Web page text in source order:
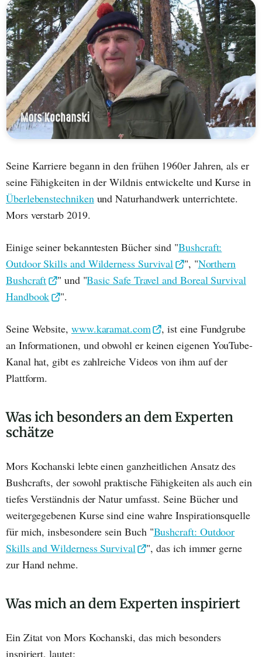
Seine Karriere begann in den frühen 1960er Jahren, als er
seine Fähigkeiten in der Wildnis entwickelte und Kurse in
Überlebenstechnikenund Naturhandwerk unterrichtete.
Mors verstarb 2019.
Einige seiner bekanntesten Bücher sind "Bushcraft:
Outdoor Skills and Wilderness Survival
", "Northern
Bushcraft
" und "Basic Safe Travel and Boreal Survival
Handbook
".
Seine Website, www.karamat.com
, ist eine Fundgrube
an Informationen, und obwohl er keinen eigenen YouTube-
Kanal hat, gibt es zahlreiche Videos von ihm auf der
Plattform.
Was ich besonders an dem Experten
schätze
Mors Kochanski lebte einen ganzheitlichen Ansatz des
Bushcrafts, der sowohl praktische Fähigkeiten als auch ein
tiefes Verständnis der Natur umfasst. Seine Bücher und
weitergegebenen Kurse sind eine wahre Inspirationsquelle
für mich, insbesondere sein Buch "Bushcraft: Outdoor
Skills and Wilderness Survival
", das ich immer gerne
zur Hand nehme.
Was mich an dem Experten inspiriert
Ein Zitat von Mors Kochanski, das mich besonders
inspiriert, lautet: